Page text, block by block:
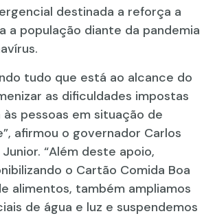
destinada a reforça a
a população diante da pandemia
tudo que está ao alcance do
as dificuldades impostas
às pessoas em situação de
afirmou o governador Carlos
“Além deste apoio,
o Cartão Comida Boa
alimentos, também ampliamos
de água e luz e suspendemos